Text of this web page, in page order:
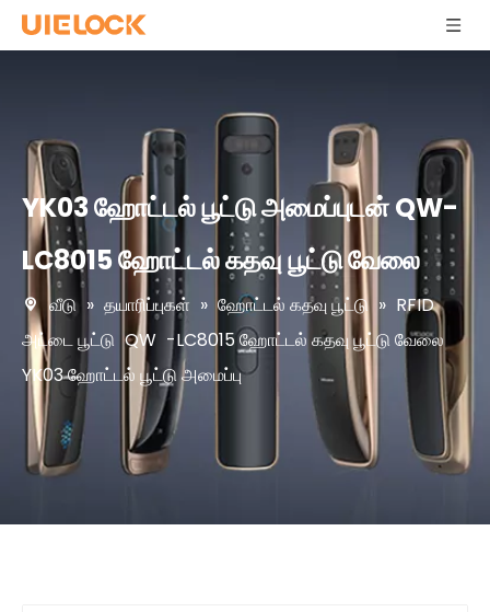
YK03 ஹோட்டல் பூட்டு அமைப்புடன் QW-
LC8015 ஹோட்டல் கதவு பூட்டு வேலை
வீடு » தயாரிப்புகள் » ஹோட்டல் கதவு பூட்டு » RFID
அட்டை பூட்டு QW -LC8015 ஹோட்டல் கதவு பூட்டு வேலை
YK03 ஹோட்டல் பூட்டு அமைப்பு